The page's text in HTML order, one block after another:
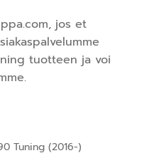
, jos et
tuotteen ja voi
Tuning (2016-)